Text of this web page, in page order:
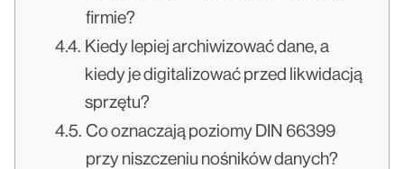
firmie?
Kiedy lepiej archiwizować dane, a
kiedy je digitalizować przed likwidacją
sprzętu?
Co oznaczają poziomy DIN 66399
przy niszczeniu nośników danych?